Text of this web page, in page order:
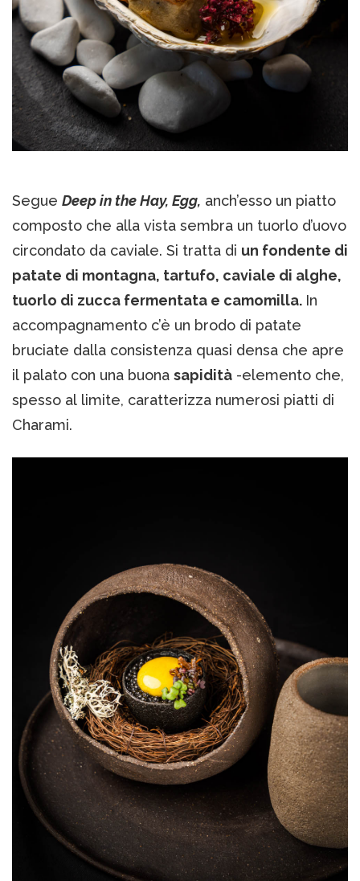
Segue Deep in the Hay, Egg, anch’esso un piatto
composto che alla vista sembra un tuorlo d’uovo
circondato da caviale. Si tratta di un fondente di
patate di montagna, tartufo, caviale di alghe,
tuorlo di zucca fermentata e camomilla. In
accompagnamento c’è un brodo di patate
bruciate dalla consistenza quasi densa che apre
il palato con una buona sapidità -elemento che,
spesso al limite, caratterizza numerosi piatti di
Charami.